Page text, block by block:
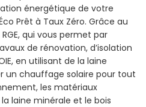
énergétique de votre
Prêt à Taux Zéro. Grâce au
qui vous permet par
de rénovation, d’isolation
en utilisant de la laine
un chauffage solaire pour tout
les matériaux
laine minérale et le bois